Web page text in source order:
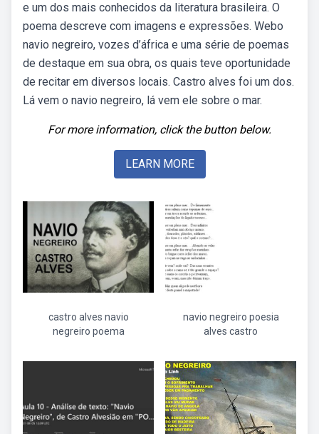
e um dos mais conhecidos da literatura brasileira. O
poema descreve com imagens e expressões. Webo
navio negreiro, vozes d’áfrica e uma série de poemas
de destaque em sua obra, os quais teve oportunidade
de recitar em diversos locais. Castro alves foi um dos.
Lá vem o navio negreiro, lá vem ele sobre o mar.
For more information, click the button below.
LEARN MORE
castro alves navio
negreiro poema
navio negreiro poesia
alves castro